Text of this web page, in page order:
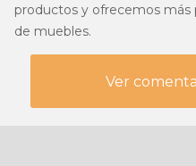
productos y ofrecemos más
de muebles.
Ver